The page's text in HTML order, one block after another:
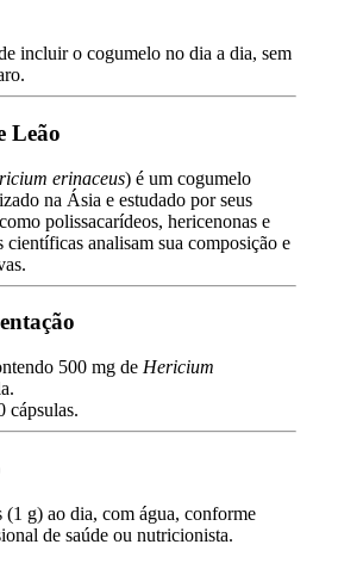
incluir o cogumelo no dia a dia, sem
Leão
erinaceus) é um cogumelo
na Ásia e estudado por seus
polissacarídeos, hericenonas e
científicas analisam sua composição e
500 mg de Hericium
cápsulas.
(1 g) ao dia, com água, conforme
de saúde ou nutricionista.